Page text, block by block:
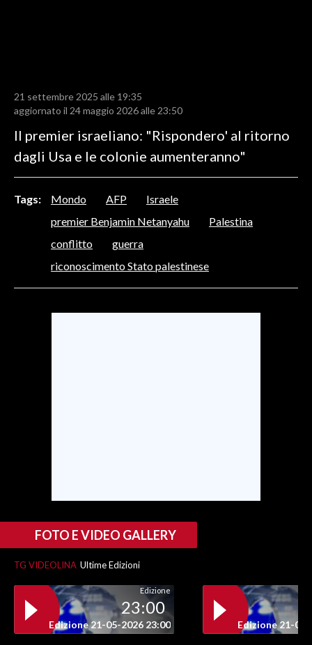
SPORT
RISULTATI E CLASSIFICHE
CALCIO
ALTRI SPORT
3 MINUTI CON
INSULARITÀ
21 settembre 2025 alle 19:35
aggiornato il 24 maggio 2026 alle 23:50
Il premier israeliano: "Rispondero' al ritorno
dagli Usa e le colonie aumenteranno"
Tags: Mondo AFP
Israele
premier Benjamin Netanyahu
Palestina
conflitto
guerra
riconoscimento Stato palestinese
FOTO E VIDEO GALLERY
TG VIDEOLINA Ultime Edizioni
Edizione
23:00
Edizione 21-05-2026 23:00 Edizione 21-05-